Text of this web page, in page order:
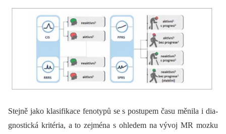
Stejně jako klasifikace fenotypů se s postupem času měnila i dia­
gnostická kritéria, a to zejména s ohledem na vývoj MR mozku